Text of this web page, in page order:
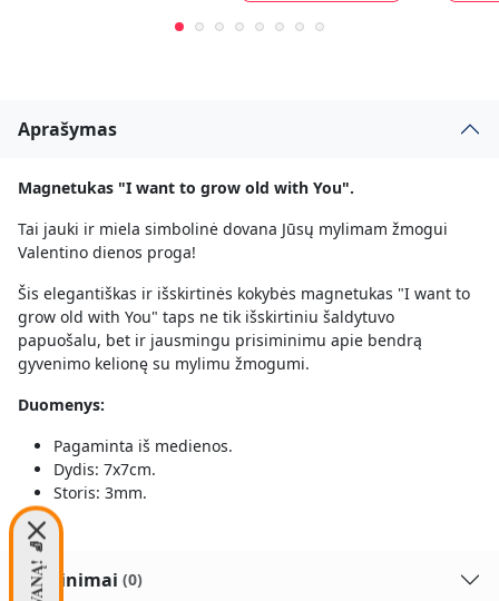
Aprašymas
Magnetukas "I want to grow old with You".
Tai jauki ir miela simbolinė dovana Jūsų mylimam žmogui
Valentino dienos proga!
Šis elegantiškas ir išskirtinės kokybės magnetukas "I want to
grow old with You" taps ne tik išskirtiniu šaldytuvo
papuošalu, bet ir jausmingu prisiminimu apie bendrą
gyvenimo kelionę su mylimu žmogumi.
Duomenys:
Pagaminta iš medienos.
Dydis: 7x7cm.
Storis: 3mm.
Įvertinimai (0)